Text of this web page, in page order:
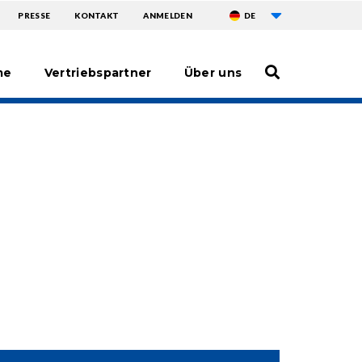
TOPMENU
PRESSE KONTAKT ANMELDEN DE
Vertriebspartner Über uns